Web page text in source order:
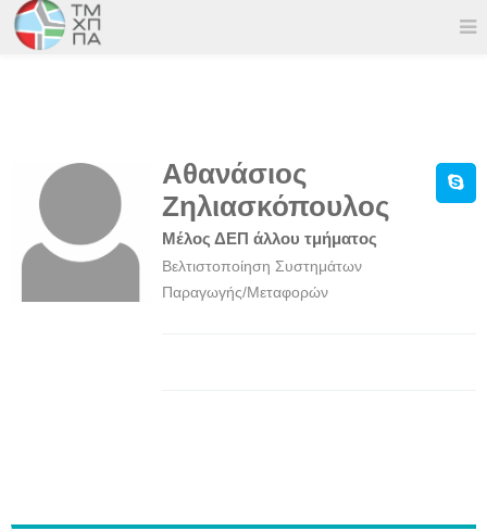
Αθανάσιος
Ζηλιασκόπουλος
Μέλος ΔΕΠ άλλου τμήματος
Βελτιστοποίηση Συστημάτων
Παραγωγής/Μεταφορών